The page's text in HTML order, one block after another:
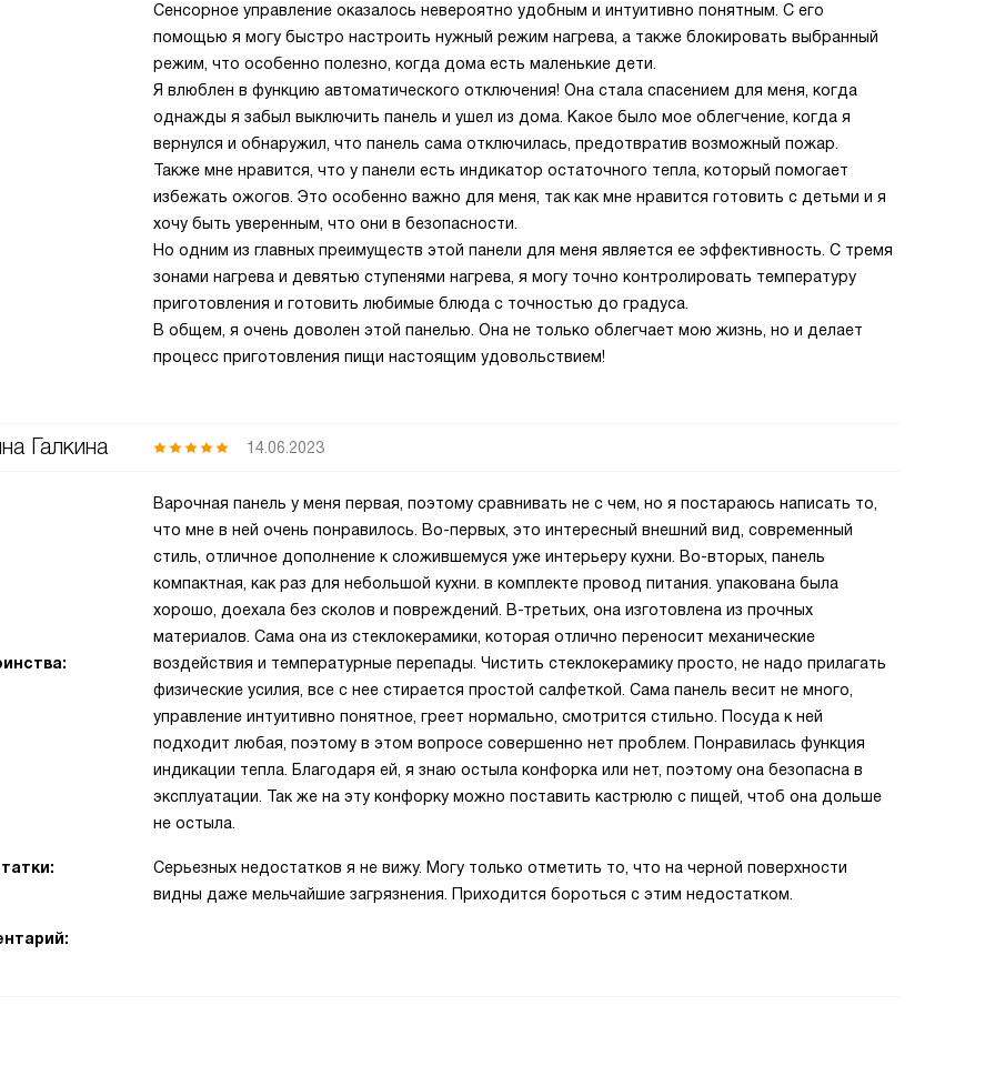
Сенсорное управление оказалось невероятно удобным и интуитивно понятным. С его
помощью я могу быстро настроить нужный режим нагрева, а также блокировать выбранный
режим, что особенно полезно, когда дома есть маленькие дети.
Я влюблен в функцию автоматического отключения! Она стала спасением для меня, когда
однажды я забыл выключить панель и ушел из дома. Какое было мое облегчение, когда я
вернулся и обнаружил, что панель сама отключилась, предотвратив возможный пожар.
Также мне нравится, что у панели есть индикатор остаточного тепла, который помогает
избежать ожогов. Это особенно важно для меня, так как мне нравится готовить с детьми и я
хочу быть уверенным, что они в безопасности.
Но одним из главных преимуществ этой панели для меня является ее эффективность. С тремя
зонами нагрева и девятью ступенями нагрева, я могу точно контролировать температуру
приготовления и готовить любимые блюда с точностью до градуса.
В общем, я очень доволен этой панелью. Она не только облегчает мою жизнь, но и делает
процесс приготовления пищи настоящим удовольствием!
Галкина 14.06.2023
Варочная панель у меня первая, поэтому сравнивать не с чем, но я постараюсь написать то,
что мне в ней очень понравилось. Во-первых, это интересный внешний вид, современный
стиль, отличное дополнение к сложившемуся уже интерьеру кухни. Во-вторых, панель
компактная, как раз для небольшой кухни. в комплекте провод питания. упакована была
хорошо, доехала без сколов и повреждений. В-третьих, она изготовлена из прочных
материалов. Сама она из стеклокерамики, которая отлично переносит механические
воздействия и температурные перепады. Чистить стеклокерамику просто, не надо прилагать
физические усилия, все с нее стирается простой салфеткой. Сама панель весит не много,
управление интуитивно понятное, греет нормально, смотрится стильно. Посуда к ней
подходит любая, поэтому в этом вопросе совершенно нет проблем. Понравилась функция
индикации тепла. Благодаря ей, я знаю остыла конфорка или нет, поэтому она безопасна в
эксплуатации. Так же на эту конфорку можно поставить кастрюлю с пищей, чтоб она дольше
не остыла.
Серьезных недостатков я не вижу. Могу только отметить то, что на черной поверхности
видны даже мельчайшие загрязнения. Приходится бороться с этим недостатком.